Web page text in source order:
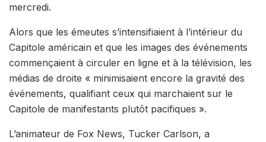
mercredi.
Alors que les émeutes s’intensifiaient à l’intérieur du
Capitole américain et que les images des événements
commençaient à circuler en ligne et à la télévision, les
médias de droite « minimisaient encore la gravité des
événements, qualifiant ceux qui marchaient sur le
Capitole de manifestants plutôt pacifiques ».
L’animateur de Fox News, Tucker Carlson, a